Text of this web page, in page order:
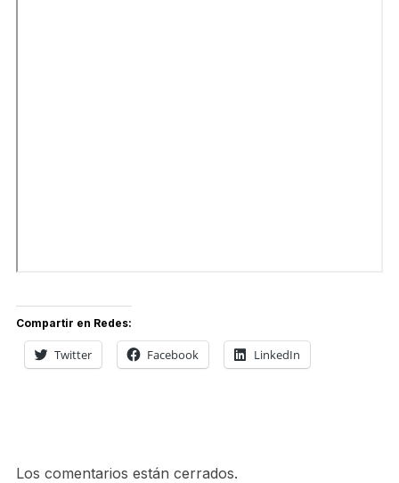
Compartir en Redes:
Twitter Facebook LinkedIn
Los comentarios están cerrados.